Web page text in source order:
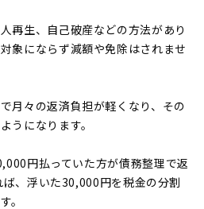
再生、自己破産などの方法があり
象にならず減額や免除はされませ
月々の返済負担が軽くなり、その
うになります。
円払っていた方が債務整理で返
、浮いた30,000円を税金の分割
。